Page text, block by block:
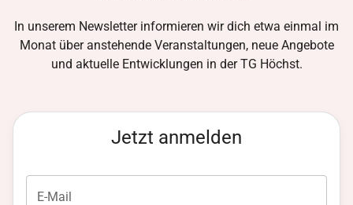
In unserem Newsletter informieren wir dich etwa einmal im
Monat über anstehende Veranstaltungen, neue Angebote
und aktuelle Entwicklungen in der TG Höchst.
Jetzt anmelden
E-Mail